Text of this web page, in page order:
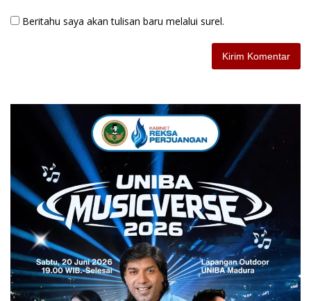
Beritahu saya akan tulisan baru melalui surel.